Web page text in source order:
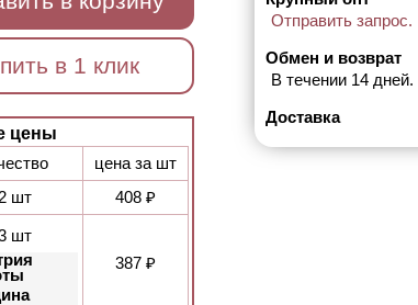
в 1 клик
цены
цена за шт
шт
408 ₽
шт
387 ₽
Отправить запрос.
Обмен и возврат
В течении 14 дней.
Доставка